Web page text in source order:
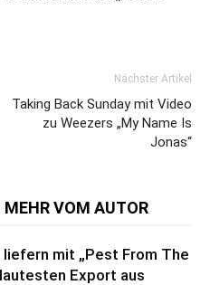
Nächster Artikel
Taking Back Sunday mit Video
zu Weezers „My Name Is
Jonas“
MEHR VOM AUTOR
liefern mit „Pest From The
Export aus